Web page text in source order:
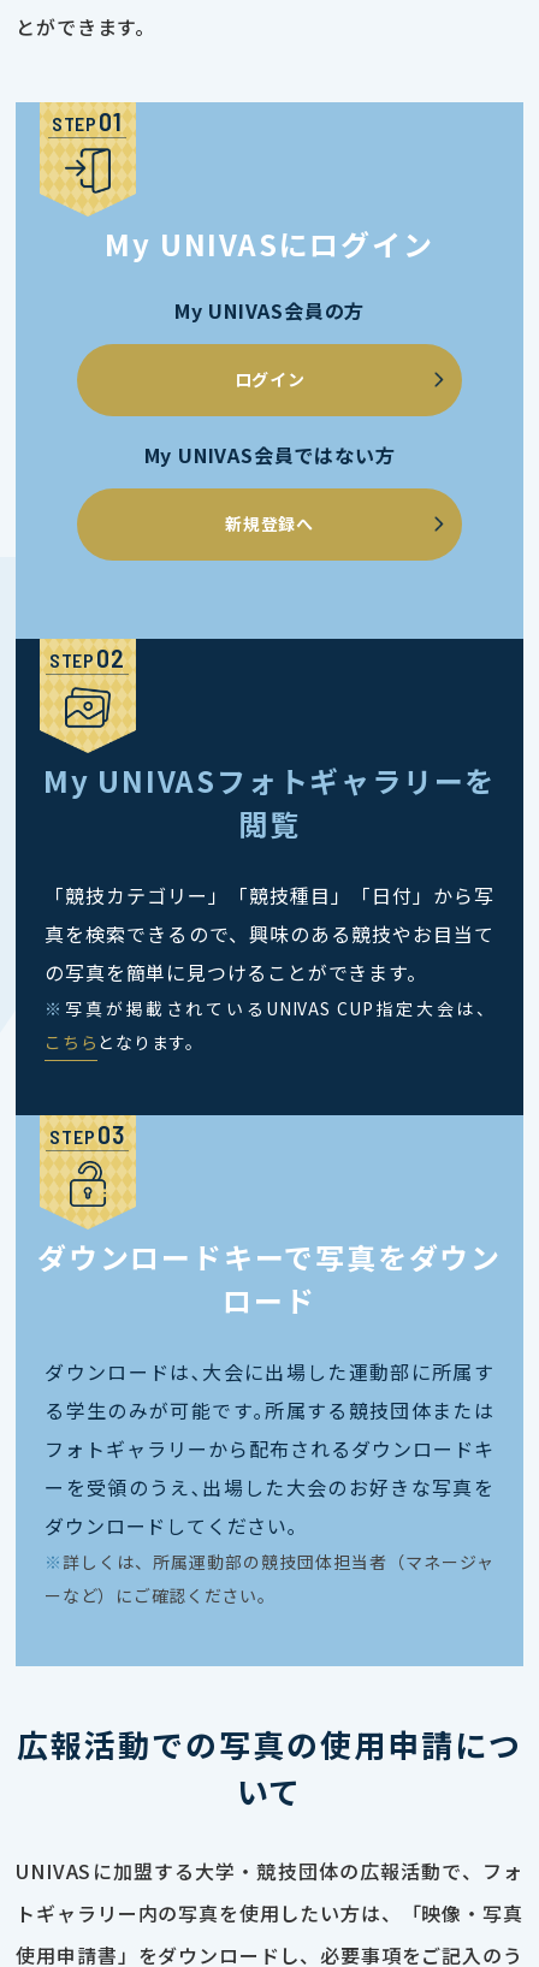
とができます。
STEP
My UNIVASにログイン
My UNIVAS会員の方
ログイン
My UNIVAS会員ではない方
新規登録へ
STEP
My UNIVASフォトギャラリーを
閲覧
「競技カテゴリー」「競技種目」「日付」から写
真を検索できるので、興味のある競技やお目当て
の写真を簡単に見つけることができます。
※ 写真が掲載されているUNIVAS CUP指定大会は、
こちら となります。
STEP
ダウンロードキーで写真をダウン
ロード
ダウンロードは､大会に出場した運動部に所属す
る学生のみが可能です｡所属する競技団体または
フォトギャラリーから配布されるダウンロードキ
ーを受領のうえ､出場した大会のお好きな写真を
ダウンロードしてください｡
※ 詳しくは、所属運動部の競技団体担当者（マネージャ
ーなど）にご確認ください。
広報活動での写真の使用申請につ
いて
UNIVASに加盟する大学・競技団体の広報活動で、フォ
トギャラリー内の写真を使用したい方は、「映像・写真
使用申請書」をダウンロードし、必要事項をご記入のう